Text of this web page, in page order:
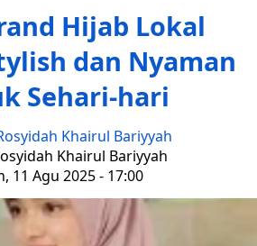
Hijab Lokal
dan Nyaman
Sehari-hari
Khairul Bariyyah
Khairul Bariyyah
11 Agu 2025 - 17:00